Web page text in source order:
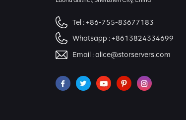
Tel :+86-755-83677183
Whatsapp :+8613824334699
Email :alice@storservers.com